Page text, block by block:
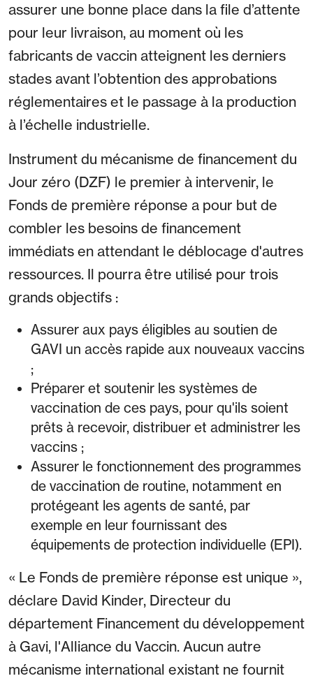
assurer une bonne place dans la file d’attente
pour leur livraison, au moment où les
fabricants de vaccin atteignent les derniers
stades avant l’obtention des approbations
réglementaires et le passage à la production
à l’échelle industrielle.
Instrument du mécanisme de financement du
Jour zéro (DZF) le premier à intervenir, le
Fonds de première réponse a pour but de
combler les besoins de financement
immédiats en attendant le déblocage d'autres
ressources. Il pourra être utilisé pour trois
grands objectifs :
Assurer aux pays éligibles au soutien de
GAVI un accès rapide aux nouveaux vaccins
;
Préparer et soutenir les systèmes de
vaccination de ces pays, pour qu'ils soient
prêts à recevoir, distribuer et administrer les
vaccins ;
Assurer le fonctionnement des programmes
de vaccination de routine, notamment en
protégeant les agents de santé, par
exemple en leur fournissant des
équipements de protection individuelle (EPI).
« Le Fonds de première réponse est unique »,
déclare David Kinder, Directeur du
département Financement du développement
à Gavi, l'Alliance du Vaccin. Aucun autre
mécanisme international existant ne fournit